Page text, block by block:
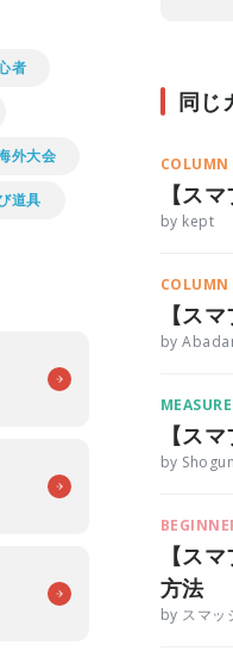
同じ
COLUMN
【ス
by kept
COLUMN
【ス
by
【ス
by Shogun
【ス
方法
by スマッ
者
外大会
道具